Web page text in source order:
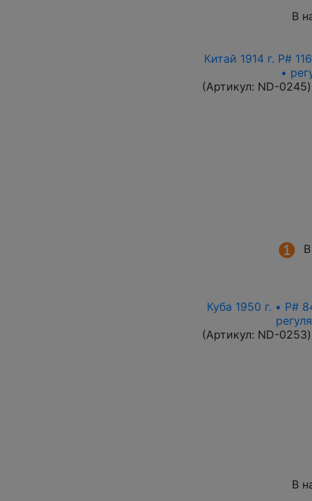
В
Китай 1914 г. P#
•
(Артикул: ND-0245)
Куба 1950 г. • P#
(Артикул: ND-0253)
В